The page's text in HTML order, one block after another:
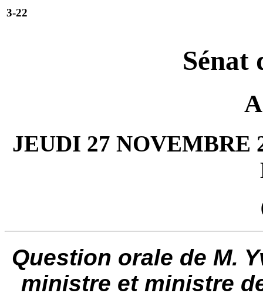
3-22
Sénat
JEUDI 27 NOVEMBRE
Question orale de M.
ministre et ministre